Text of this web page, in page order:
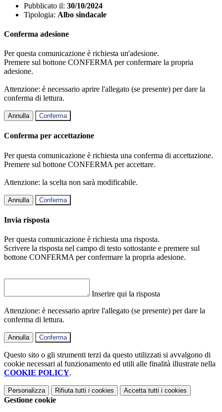
Pubblicato il: 30/10/2024
Tipologia: Albo sindacale
Conferma adesione
Per questa comunicazione è richiesta un'adesione.
Premere sul bottone CONFERMA per confermare la propria
adesione.
Attenzione: è necessario aprire l'allegato (se presente) per dare la
conferma di lettura.
Annulla Conferma
Conferma per accettazione
Per questa comunicazione è richiesta una conferma di accettazione.
Premere sul bottone CONFERMA per accettare.
Attenzione: la scelta non sarà modificabile.
Annulla Conferma
Invia risposta
Per questa comunicazione è richiesta una risposta.
Scrivere la risposta nel campo di testo sottostante e premere sul
bottone CONFERMA per confermare la propria adesione.
Inserire qui la risposta
Attenzione: è necessario aprire l'allegato (se presente) per dare la
conferma di lettura.
Annulla Conferma
Questo sito o gli strumenti terzi da questo utilizzati si avvalgono di
cookie necessari al funzionamento ed utili alle finalità illustrate nella
COOKIE POLICY.
Personalizza Rifiuta tutti i cookies Accetta tutti i cookies
Gestione cookie